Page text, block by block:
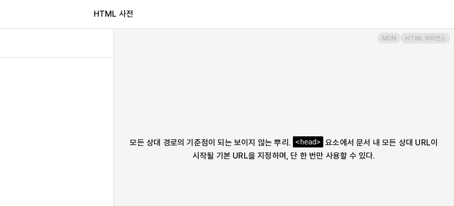
HTML 사전
모든 상대 경로의 기준점이 되는 보이지 않는 뿌리. <head>
요소에서 문서 내 모든 상대 URL이
시작될 기본 URL을 지정하며, 단 한 번만 사용할 수 있다.
MDN HTML 레퍼런스